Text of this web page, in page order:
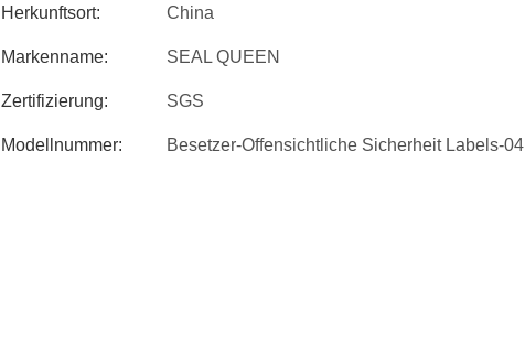
Herkunftsort: China
Markenname: SEAL QUEEN
Zertifizierung: SGS
Modellnummer: Besetzer-Offensichtliche Sicherheit Labels-04